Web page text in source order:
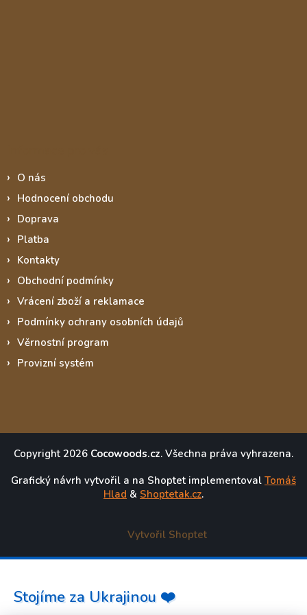
O nás
Hodnocení obchodu
Doprava
Platba
Kontakty
Obchodní podmínky
Vrácení zboží a reklamace
Podmínky ochrany osobních údajů
Věrnostní program
Provizní systém
Copyright 2026 Cocowoods.cz. Všechna práva vyhrazena.
Grafický návrh vytvořil a na Shoptet implementoval Tomáš
Hlad & Shoptetak.cz.
Vytvořil Shoptet
Stojíme za Ukrajinou ❤️